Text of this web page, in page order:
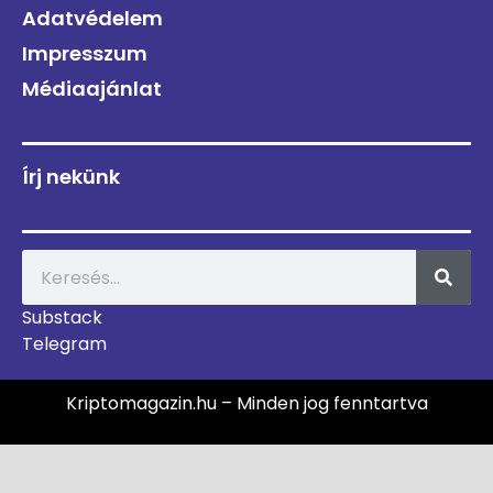
Adatvédelem
Impresszum
Médiaajánlat
Írj nekünk
Substack
Telegram
Kriptomagazin.hu – Minden jog fenntartva